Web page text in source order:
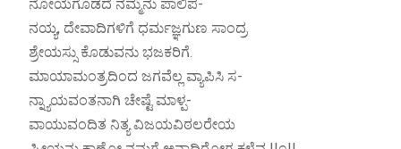
ನೋಯಗೊಡದೆ ನಮ್ಮನು ಪಾಲಿಪ-
ನಯ್ಯ, ದೇವಾದಿಗಳಿಗೆ ಧರ್ಮಜ್ಞಗುಣ ಸಾಂದ್ರ
ಶ್ರೇಯಸ್ಸು ಕೊಡುವನು ಭಜಕರಿಗೆ.
ಮಾಯಾಮಂತ್ರದಿಂದ ಜಗವೆಲ್ಲ ವ್ಯಾಪಿಸಿ ಸ-
ನ್ನ್ಯಾಯವಂತನಾಗಿ ಚೇಷ್ಟೆ ಮಾಳ್ಪ-
ವಾಯುವಂದಿತ ನಿತ್ಯ ವಿಜಯವಿಠಲರೇಯ